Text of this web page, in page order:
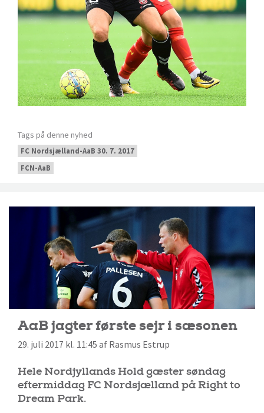
Tags på denne nyhed
FC Nordsjælland-AaB 30. 7. 2017
FCN-AaB
AaB jagter første sejr i sæsonen
29. juli 2017 kl. 11:45 af Rasmus Estrup
Hele Nordjyllands Hold gæster søndag
eftermiddag FC Nordsjælland på Right to
Dream Park.